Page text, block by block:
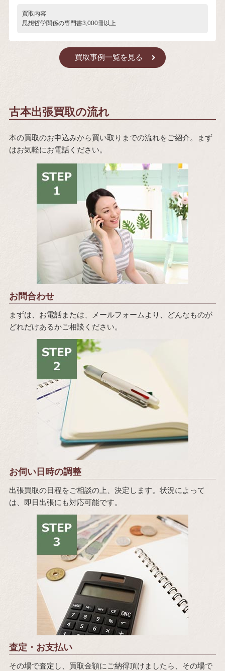
買取内容
思想哲学関係の専門書3,000冊以上
買取事例一覧を見る
古本出張買取の流れ
本の買取のお申込みから買い取りまでの流れをご紹介。まず
はお気軽にお電話ください。
お問合わせ
まずは、お電話または、メールフォームより、どんなものが
どれだけあるかご相談ください。
お伺い日時の調整
出張買取の日程をご相談の上、決定します。状況によって
は、即日出張にも対応可能です。
査定・お支払い
その場で査定し、買取金額にご納得頂けましたら、その場で